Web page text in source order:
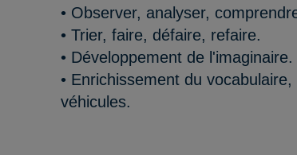
• Observer, analyser,
• Trier, faire, défaire, refaire.
• Développement de l'imaginaire.
• Enrichissement du
véhicules.